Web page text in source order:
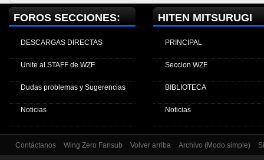
FOROS SECCIONES:
DESCARGAS DIRECTAS
Unite al STAFF de WZF
Dudas problemas y Sugerencias
Noticias
HITEN MITSURUGI
PRINCIPAL
Seccion WZF
BIBLIOTECA
Noticias
Contáctanos Wing Zero Fansub Volver arriba Archivo (Modo simple)